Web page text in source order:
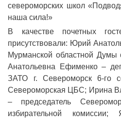
североморских школ
наша сила!»
В качестве почетных
присутствовали: Юрий
Мурманской областной Думы
Анатольевна Ефименко –
ЗАТО г. Североморск 6-го
Североморская ЦБС; Ирина
– председатель
избирательной